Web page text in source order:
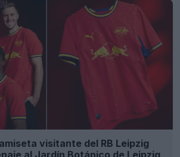
visitante del RB Leipzig
al Jardín Botánico de Leipzig